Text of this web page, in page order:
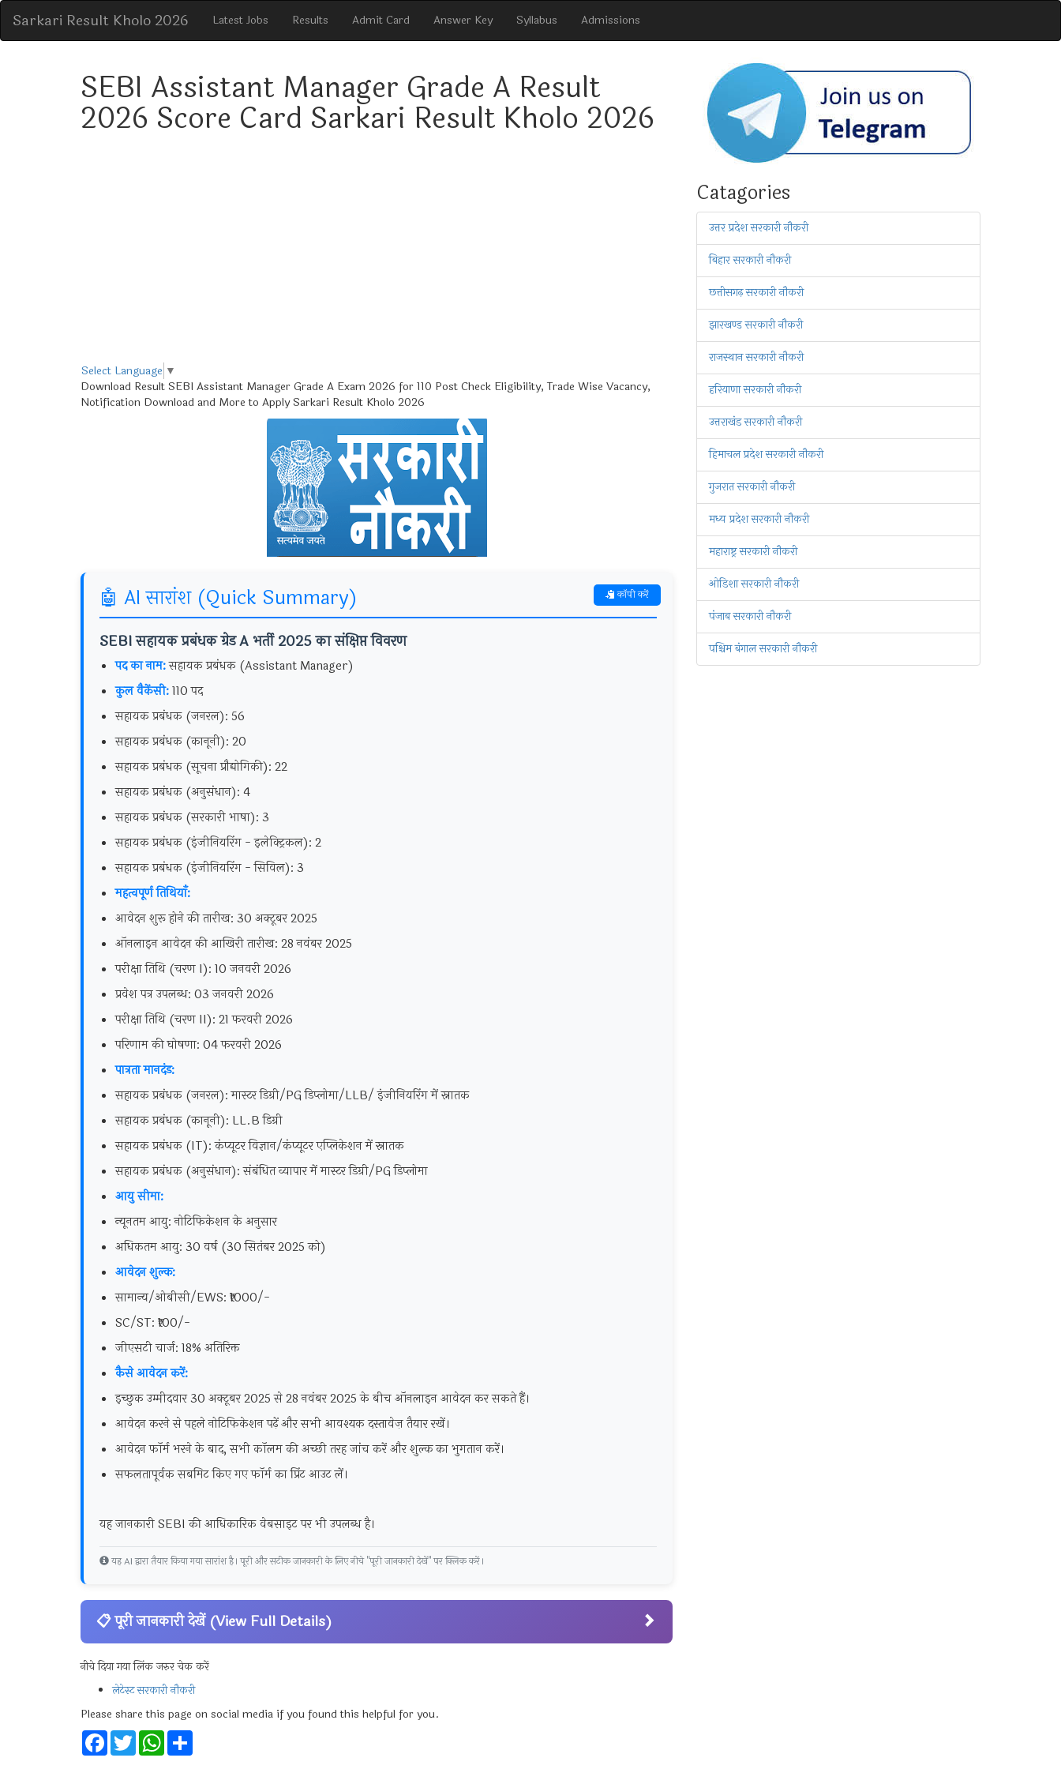
Sarkari Result Kholo 2026 Latest Jobs Results Admit Card Answer Key Syllabus Admissions
SEBI Assistant Manager Grade A Result
2026 Score Card Sarkari Result Kholo 2026
Select Language ▼
Download Result SEBI Assistant Manager Grade A Exam 2026 for 110 Post Check Eligibility, Trade Wise Vacancy,
Notification Download and More to Apply Sarkari Result Kholo 2026
🤖 AI सारांश (Quick Summary)
SEBI सहायक प्रबंधक ग्रेड A भर्ती 2025 का संक्षिप्त विवरण
पद का नाम:सहायक प्रबंधक (Assistant Manager)
कुल वैकेंसी:110 पद
सहायक प्रबंधक (जनरल): 56
सहायक प्रबंधक (कानूनी): 20
सहायक प्रबंधक (सूचना प्रौद्योगिकी): 22
सहायक प्रबंधक (अनुसंधान): 4
सहायक प्रबंधक (सरकारी भाषा): 3
सहायक प्रबंधक (इंजीनियरिंग - इलेक्ट्रिकल): 2
सहायक प्रबंधक (इंजीनियरिंग - सिविल): 3
महत्वपूर्ण तिथियाँ:
आवेदन शुरू होने की तारीख: 30 अक्टूबर 2025
ऑनलाइन आवेदन की आखिरी तारीख: 28 नवंबर 2025
परीक्षा तिथि (चरण I): 10 जनवरी 2026
प्रवेश पत्र उपलब्ध: 03 जनवरी 2026
परीक्षा तिथि (चरण II): 21 फरवरी 2026
परिणाम की घोषणा: 04 फरवरी 2026
पात्रता मानदंड:
सहायक प्रबंधक (जनरल): मास्टर डिग्री/PG डिप्लोमा/LLB/ इंजीनियरिंग में स्नातक
सहायक प्रबंधक (कानूनी): LL.B डिग्री
सहायक प्रबंधक (IT): कंप्यूटर विज्ञान/कंप्यूटर एप्लिकेशन में स्नातक
सहायक प्रबंधक (अनुसंधान): संबंधित व्यापार में मास्टर डिग्री/PG डिप्लोमा
आयु सीमा:
न्यूनतम आयु: नोटिफिकेशन के अनुसार
अधिकतम आयु: 30 वर्ष (30 सितंबर 2025 को)
आवेदन शुल्क:
सामान्य/ओबीसी/EWS: ₹1000/-
SC/ST: ₹100/-
जीएसटी चार्ज: 18% अतिरिक्त
कैसे आवेदन करें:
इच्छुक उम्मीदवार 30 अक्टूबर 2025 से 28 नवंबर 2025 के बीच ऑनलाइन आवेदन कर सकते हैं।
आवेदन करने से पहले नोटिफिकेशन पढ़ें और सभी आवश्यक दस्तावेज़ तैयार रखें।
आवेदन फॉर्म भरने के बाद, सभी कॉलम की अच्छी तरह जांच करें और शुल्क का भुगतान करें।
सफलतापूर्वक सबमिट किए गए फॉर्म का प्रिंट आउट लें।
यह जानकारी SEBI की आधिकारिक वेबसाइट पर भी उपलब्ध है।
यह AI द्वारा तैयार किया गया सारांश है। पूरी और सटीक जानकारी के लिए नीचे "पूरी जानकारी देखें" पर क्लिक करें।
कॉपी करें
📋 पूरी जानकारी देखें (View Full Details)
नीचे दिया गया लिंक जरुर चेक करें
लेटेस्ट सरकारी नौकरी
Please share this page on social media if you found this helpful for you.
FacebookTwitterWhatsApp
Catagories
उत्तर प्रदेश सरकारी नौकरी
बिहार सरकारी नौकरी
छत्तीसगढ़ सरकारी नौकरी
झारखण्ड सरकारी नौकरी
राजस्थान सरकारी नौकरी
हरियाणा सरकारी नौकरी
उत्तराखंड सरकारी नौकरी
हिमाचल प्रदेश सरकारी नौकरी
गुजरात सरकारी नौकरी
मध्य प्रदेश सरकारी नौकरी
महाराष्ट्र सरकारी नौकरी
ओडिशा सरकारी नौकरी
पंजाब सरकारी नौकरी
पश्चिम बंगाल सरकारी नौकरी